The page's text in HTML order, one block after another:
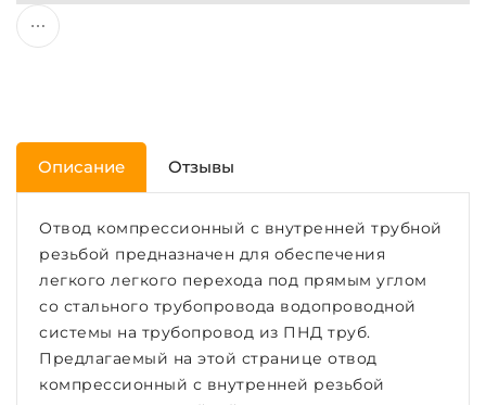
Описание Отзывы
Отвод компрессионный с внутренней трубной
резьбой предназначен для обеспечения
легкого легкого перехода под прямым углом
со стального трубопровода водопроводной
системы на трубопровод из ПНД труб.
Предлагаемый на этой странице отвод
компрессионный с внутренней резьбой